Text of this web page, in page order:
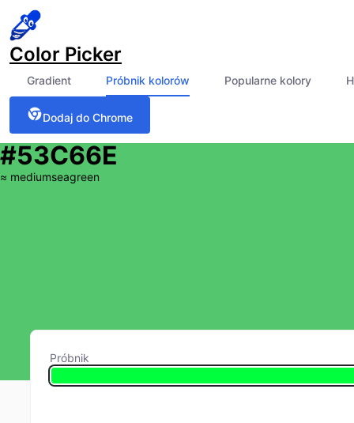
Color Picker
Gradient Próbnik kolorów Popularne kolory
Dodaj do Chrome
#53C66E
≈ mediumseagreen
Próbnik